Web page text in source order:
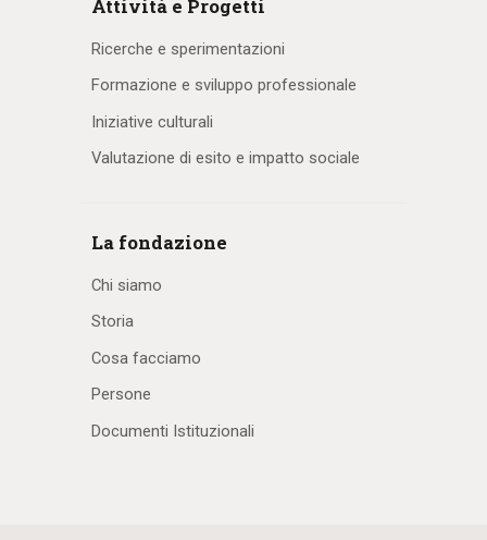
Attività e Progetti
Ricerche e sperimentazioni
Formazione e sviluppo professionale
Iniziative culturali
Valutazione di esito e impatto sociale
La fondazione
Chi siamo
Storia
Cosa facciamo
Persone
Documenti Istituzionali